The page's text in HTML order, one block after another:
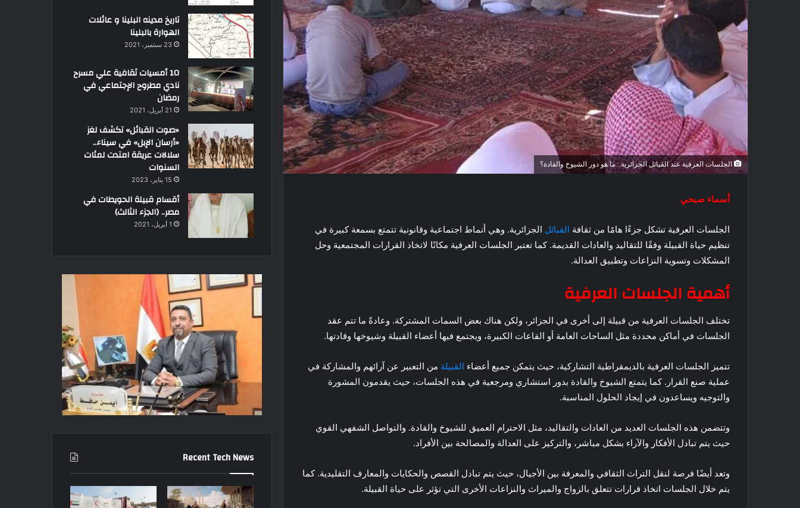
الجلسات العرفية عند القبائل الجزائرية.. ما هو دور الشيوخ والقادة؟
أسماء صبحي
الجلسات العرفية تشكل جزءًا هامًا من ثقافة القبائل الجزائرية. وهي أنماط اجتماعية وقانونية تتمتع بسمعة كبيرة في
تنظيم حياة القبيلة وفقًا للتقاليد والعادات القديمة. كما تعتبر الجلسات العرفية مكانًا لاتخاذ القرارات المجتمعية وحل
المشكلات وتسوية النزاعات وتطبيق العدالة.
أهمية الجلسات العرفية
تختلف الجلسات العرفية من قبيلة إلى أخرى في الجزائر، ولكن هناك بعض السمات المشتركة. وعادةً ما تتم عقد
الجلسات في أماكن محددة مثل الساحات العامة أو القاعات الكبيرة، ويجتمع فيها أعضاء القبيلة وشيوخها وقادتها.
تتميز الجلسات العرفية بالديمقراطية التشاركية، حيث يتمكن جميع أعضاء القبيلة من التعبير عن آرائهم والمشاركة في
عملية صنع القرار. كما يتمتع الشيوخ والقادة بدور استشاري ومرجعية في هذه الجلسات، حيث يقدمون المشورة
والتوجيه ويساعدون في إيجاد الحلول المناسبة.
وتتضمن هذه الجلسات العديد من العادات والتقاليد، مثل الاحترام العميق للشيوخ والقادة. والتواصل الشفهي القوي
حيث يتم تبادل الأفكار والآراء بشكل مباشر، والتركيز على العدالة والمصالحة بين الأفراد.
وتعد أيضًا فرصة لنقل التراث الثقافي والمعرفة بين الأجيال، حيث يتم تبادل القصص والحكايات والمعارف التقليدية. كما
يتم خلال الجلسات اتخاذ قرارات تتعلق بالزواج والميراث والنزاعات الأخرى التي تؤثر على حياة القبيلة.
تاريخ مدينه البلينا و عائلات
الهوارة بالبلينا
23 سبتمبر، 2021
10 أمسيات ثقافية علي مسرح
نادي مطروح الإجتماعي في
رمضان
21 أبريل، 2021
«صوت القبائل» تكشف لغز
«أرسان الإبل» في سيناء..
سلالات عريقة امتدت لمئات
السنوات
15 يناير، 2023
أقسام قبيلة الحويطات في
مصر.. (الجزء الثالث)
1 أبريل، 2021
Recent Tech News